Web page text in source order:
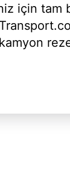
için tam